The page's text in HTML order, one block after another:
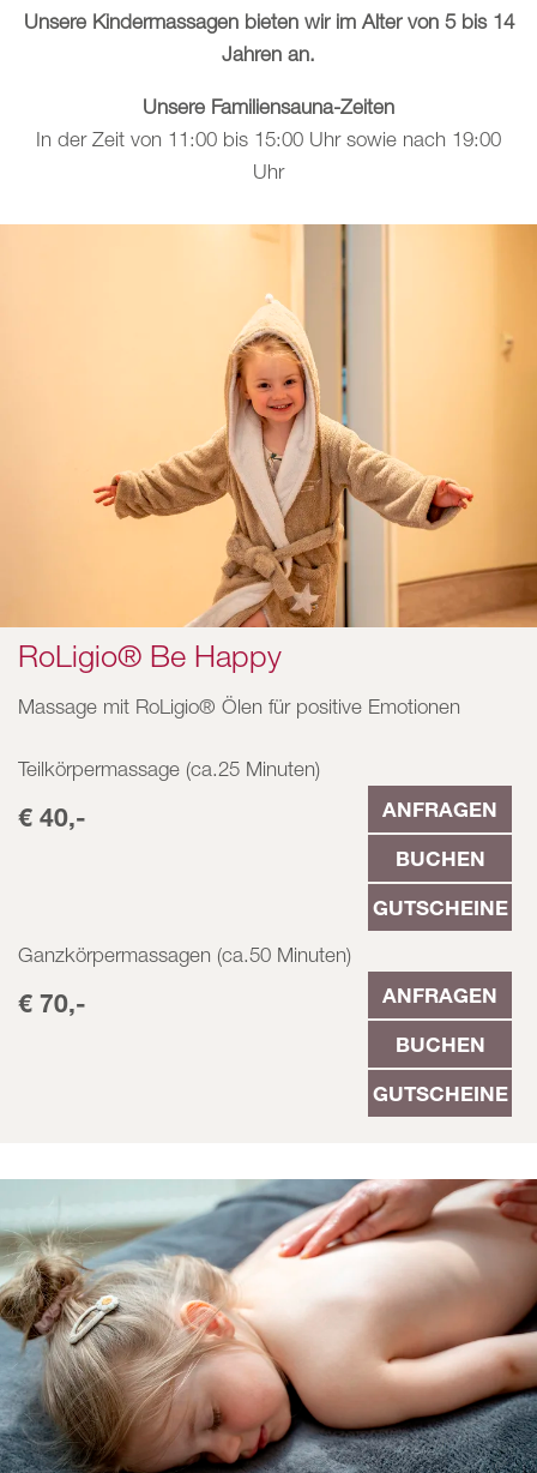
Unsere Kindermassagen bieten wir im Alter von 5 bis 14
Jahren an.
Unsere Familiensauna-Zeiten
In der Zeit von 11:00 bis 15:00 Uhr sowie nach 19:00
Uhr
RoLigio® Be Happy
Massage mit RoLigio® Ölen für positive Emotionen
Teilkörpermassage (ca.25 Minuten)
€ 40,-
ANFRAGEN
BUCHEN
GUTSCHEINE
Ganzkörpermassagen (ca.50 Minuten)
€ 70,-
ANFRAGEN
BUCHEN
GUTSCHEINE